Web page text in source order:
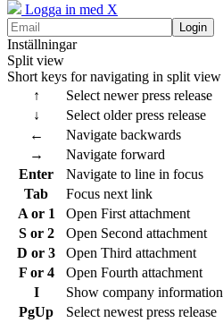
Logga in med X
Login
Inställningar
Split view
Short keys for navigating in split view
↑
Select newer press release
↓
Select older press release
←
Navigate backwards
→
Navigate forward
Enter
Navigate to line in focus
Tab
Focus next link
A or 1
Open First attachment
S or 2
Open Second attachment
D or 3
Open Third attachment
F or 4
Open Fourth attachment
I
Show company information
PgUp
Select newest press release